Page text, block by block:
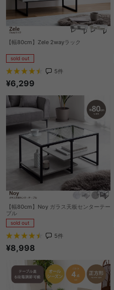
【幅80cm】Zele 2wayラック
sold out
5件
¥6,299
【幅80cm】Noy ガラス天板センターテー
ブル
sold out
5件
¥8,998